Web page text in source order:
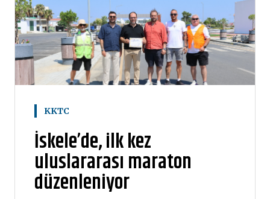
KKTC
İskele’de, ilk kez
uluslararası maraton
düzenleniyor